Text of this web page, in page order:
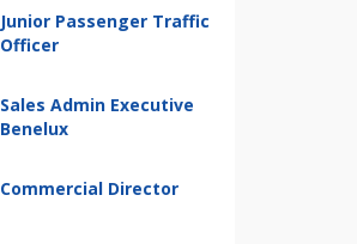
Junior Passenger Traffic
Officer
Sales Admin Executive
Benelux
Commercial Director